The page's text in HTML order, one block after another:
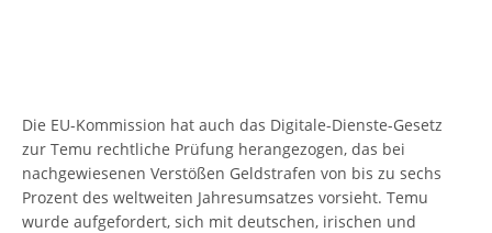
Die EU-Kommission hat auch das Digitale-Dienste-Gesetz
zur Temu rechtliche Prüfung herangezogen, das bei
nachgewiesenen Verstößen Geldstrafen von bis zu sechs
Prozent des weltweiten Jahresumsatzes vorsieht. Temu
wurde aufgefordert, sich mit deutschen, irischen und